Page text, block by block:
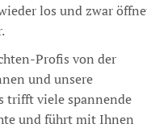
los und zwar
Profis von der
und unsere
trifft viele spannende
und führt mit Ihnen